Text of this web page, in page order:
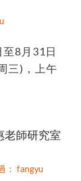
8月31日
三)，上午
老師研究室
： fangyu